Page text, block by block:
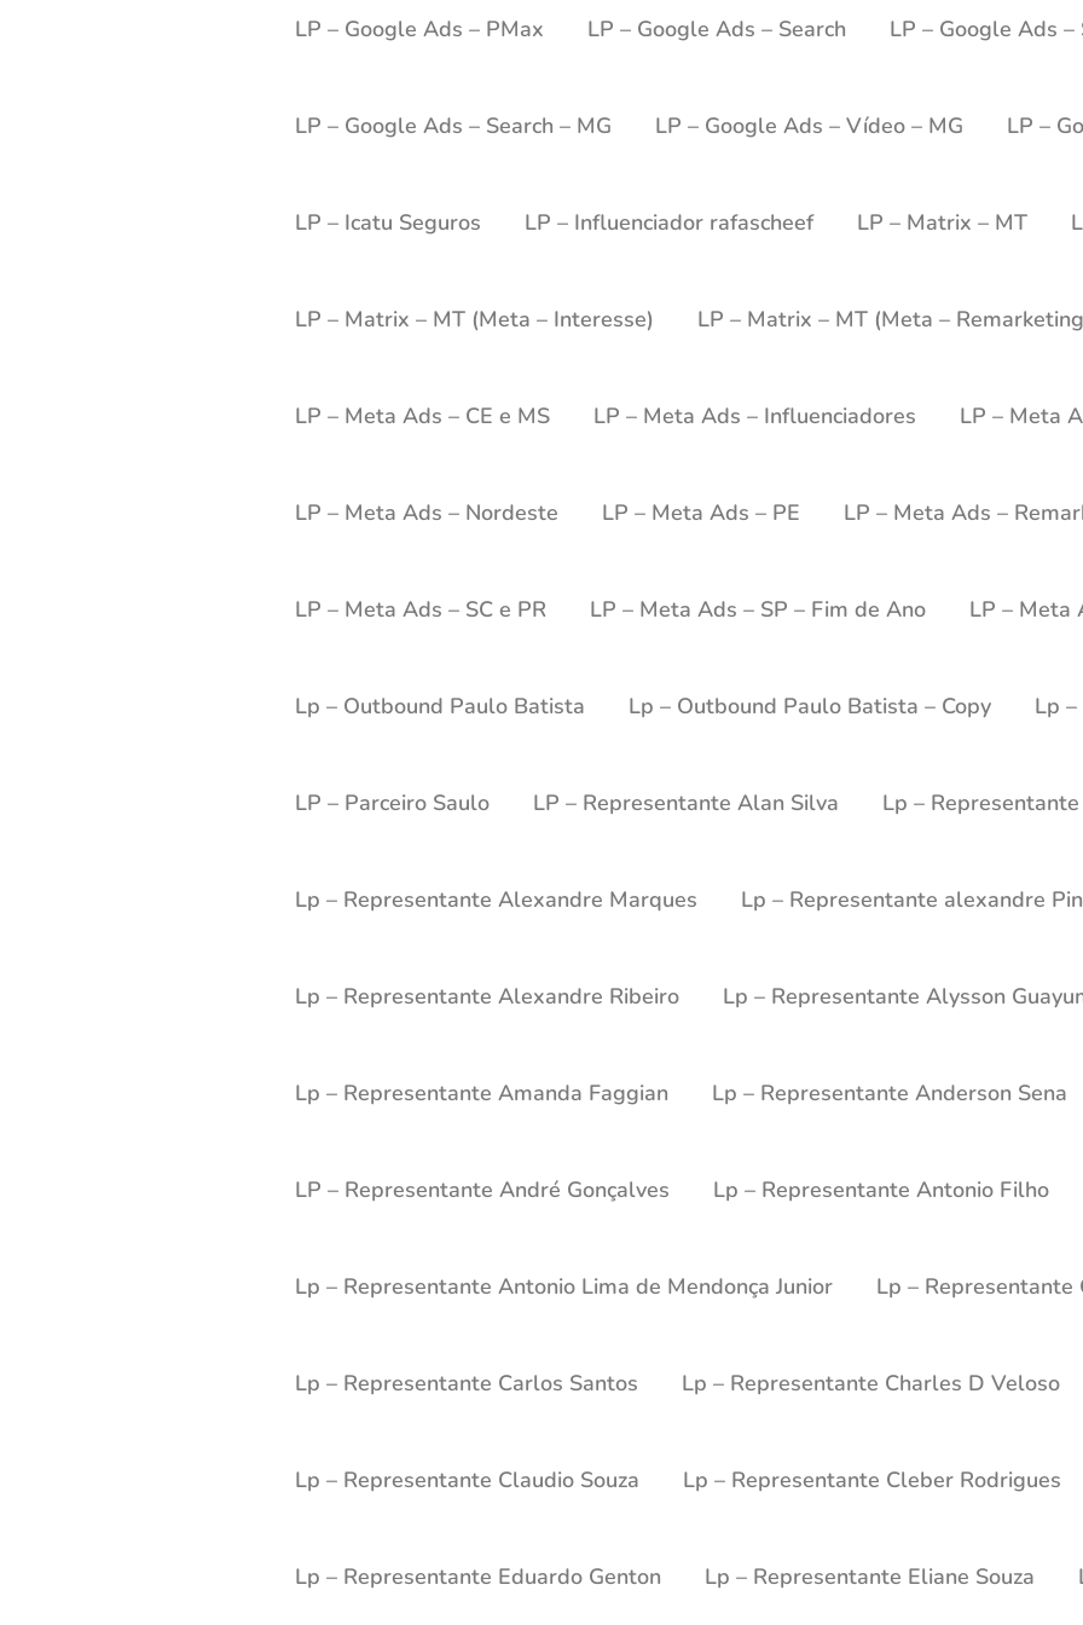
LP – Google Ads – PMax LP – Google Ads – Search LP – Google Ads –
LP – Google Ads – Search – MG LP – Google Ads – Vídeo – MG LP –
LP – Icatu Seguros LP – Influenciador rafascheef LP – Matrix – MT
LP – Matrix – MT (Meta – Interesse) LP – Matrix – MT (Meta –
LP – Meta Ads – CE e MS LP – Meta Ads – Influenciadores LP – Meta
LP – Meta Ads – Nordeste LP – Meta Ads – PE LP – Meta Ads –
LP – Meta Ads – SC e PR LP – Meta Ads – SP – Fim de Ano LP – Meta
Lp – Outbound Paulo Batista Lp – Outbound Paulo Batista – Copy Lp
LP – Parceiro Saulo LP – Representante Alan Silva Lp –
Lp – Representante Alexandre Marques Lp – Representante alexandre
Lp – Representante Alexandre Ribeiro Lp – Representante Alysson
Lp – Representante Amanda Faggian Lp – Representante Anderson Sena
LP – Representante André Gonçalves Lp – Representante Antonio Filho
Lp – Representante Antonio Lima de Mendonça Junior Lp – Representante
Lp – Representante Carlos Santos Lp – Representante Charles D Veloso
Lp – Representante Claudio Souza Lp – Representante Cleber Rodrigues
Lp – Representante Eduardo Genton Lp – Representante Eliane Souza